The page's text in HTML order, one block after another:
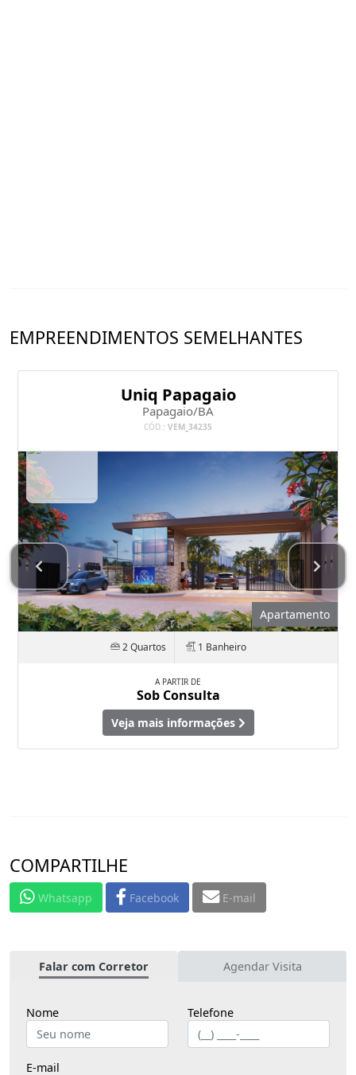
EMPREENDIMENTOS SEMELHANTES
Uniq Papagaio
Papagaio/BA
CÓD.: VEM_34235
Apartamento
2 Quartos 1 Banheiro
A PARTIR DE
Sob Consulta
Veja mais informações
COMPARTILHE
Whatsapp Facebook E-mail
Falar com Corretor Agendar Visita
Nome Telefone
E-mail